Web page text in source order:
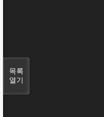
목록
열기